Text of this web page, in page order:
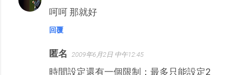
呵呵 那就好
回覆
匿名 2009年6月2日 中午12:45
時間設定還有一個限制：最多只能設定2